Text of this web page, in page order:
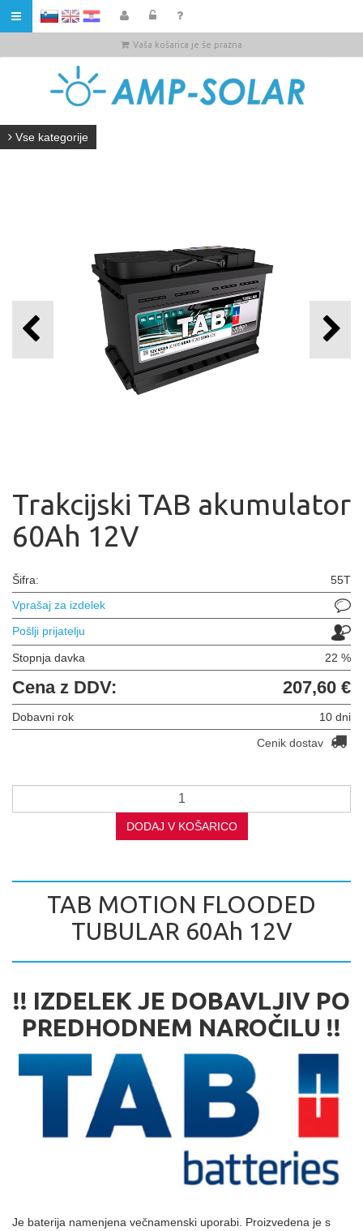
HR
Vaša košarica je še prazna
Vse kategorije
Trakcijski TAB akumulator
60Ah 12V
Šifra:
55T
Vprašaj za izdelek
Pošlji prijatelju
Stopnja davka 22 %
Cena z DDV: 207,60 €
Dobavni rok
10 dni
Cenik dostav
DODAJ V KOŠARICO
TAB MOTION FLOODED
TUBULAR 60Ah 12V
!! IZDELEK JE DOBAVLJIV PO
PREDHODNEM NAROČILU !!
Je baterija namenjena večnamenski uporabi. Proizvedena je s